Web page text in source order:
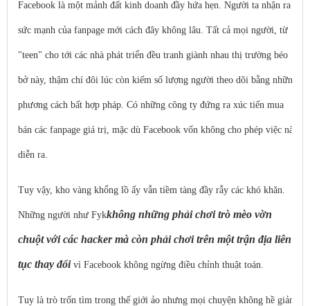
Facebook là một mảnh đất kinh doanh đầy hứa hẹn. Người ta nhận ra
sức mạnh của fanpage mới cách đây không lâu. Tất cả mọi người, từ
"teen" cho tới các nhà phát triển đều tranh giành nhau thị trường béo
bở này, thậm chí đôi lúc còn kiếm số lượng người theo dõi bằng những
phương cách bất hợp pháp. Có những công ty đứng ra xúc tiến mua
bán các fanpage giá trị, mặc dù Facebook vốn không cho phép việc này
diễn ra.
Tuy vậy, kho vàng khổng lồ ấy vẫn tiềm tàng đầy rẫy các khó khăn.
Những người như Fykkhông những phải chơi trò mèo vờn
chuột với các hacker mà còn phải chơi trên một trận địa liên
tục thay đổi vì Facebook không ngừng điều chỉnh thuật toán.
Tuy là trò trốn tìm trong thế giới ảo nhưng mọi chuyện không hề giản